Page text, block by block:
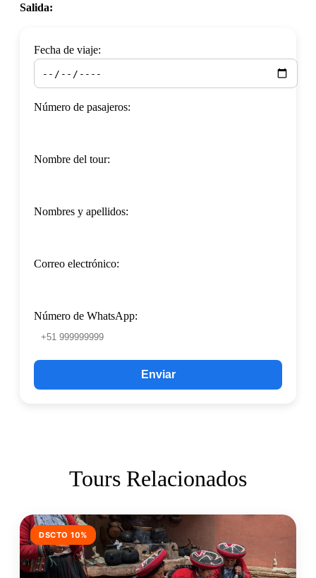
Salida:
Fecha de viaje:
Número de pasajeros:
Nombre del tour:
Nombres y apellidos:
Correo electrónico:
Número de WhatsApp:
Enviar
Tours Relacionados
DSCTO 10%